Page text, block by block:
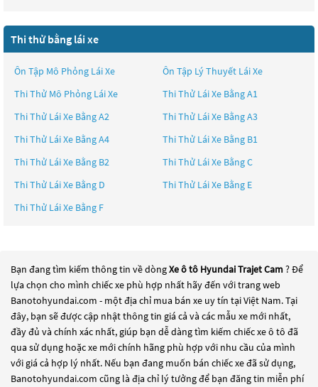
Thi thử bằng lái xe
Ôn Tập Mô Phỏng Lái Xe
Ôn Tập Lý Thuyết Lái Xe
Thi Thử Mô Phỏng Lái Xe
Thi Thử Lái Xe Bằng A1
Thi Thử Lái Xe Bằng A2
Thi Thử Lái Xe Bằng A3
Thi Thử Lái Xe Bằng A4
Thi Thử Lái Xe Bằng B1
Thi Thử Lái Xe Bằng B2
Thi Thử Lái Xe Bằng C
Thi Thử Lái Xe Bằng D
Thi Thử Lái Xe Bằng E
Thi Thử Lái Xe Bằng F
Bạn đang tìm kiếm thông tin về dòngXe ô tô Hyundai Trajet Cam? Để
lựa chọn cho mình chiếc xe phù hợp nhất hãy đến với trang web
Banotohyundai.com - một địa chỉ mua bán xe uy tín tại Việt Nam. Tại
đây, bạn sẽ được cập nhật thông tin giá cả và các mẫu xe mới nhất,
đầy đủ và chính xác nhất, giúp bạn dễ dàng tìm kiếm chiếc xe ô tô đã
qua sử dụng hoặc xe mới chính hãng phù hợp với nhu cầu của mình
với giá cả hợp lý nhất. Nếu bạn đang muốn bán chiếc xe đã sử dụng,
Banotohyundai.com cũng là địa chỉ lý tưởng để bạn đăng tin miễn phí